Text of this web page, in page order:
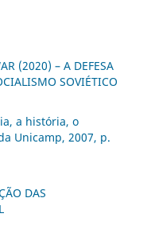
(2020) – A DEFESA
SOVIÉTICO
a história, o
Unicamp, 2007, p.
DAS